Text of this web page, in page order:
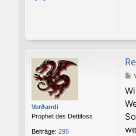
Verðandi
Prophet des Dettifoss
Beiträge: 295
B
i
t
a
g